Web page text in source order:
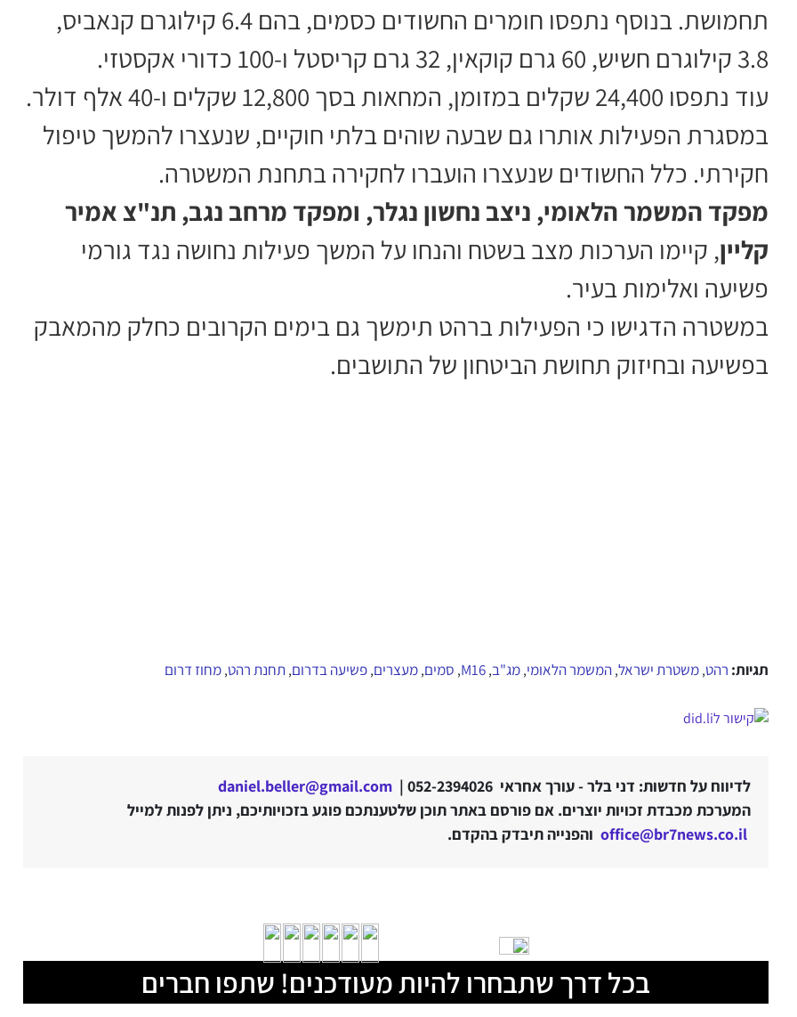
תחמושת. בנוסף נתפסו חומרים החשודים כסמים, בהם 6.4 קילוגרם קנאביס,
3.8 קילוגרם חשיש, 60 גרם קוקאין, 32 גרם קריסטל ו-100 כדורי אקסטזי.
עוד נתפסו 24,400 שקלים במזומן, המחאות בסך 12,800 שקלים ו-40 אלף דולר.
במסגרת הפעילות אותרו גם שבעה שוהים בלתי חוקיים, שנעצרו להמשך טיפול
חקירתי. כלל החשודים שנעצרו הועברו לחקירה בתחנת המשטרה.
מפקד המשמר הלאומי, ניצב נחשון נגלר, ומפקד מרחב נגב, תנ"צ אמיר
קליין, קיימו הערכות מצב בשטח והנחו על המשך פעילות נחושה נגד גורמי
פשיעה ואלימות בעיר.
במשטרה הדגישו כי הפעילות ברהט תימשך גם בימים הקרובים כחלק מהמאבק
בפשיעה ובחיזוק תחושת הביטחון של התושבים.
תגיות: רהט,משטרת ישראל,המשמר הלאומי,מג"ב,
M16
, סמים,מעצרים,פשיעה בדרום,תחנת רהט,מחוז דרום
לדיווח על חדשות: דני בלר - עורך אחראי 052-2394026 |
daniel.beller@gmail.com
המערכת מכבדת זכויות יוצרים. אם פורסם באתר תוכן שלטענתכם פוגע בזכויותיכם, ניתן לפנות למייל
office@br7news.co.il והפנייה תיבדק בהקדם.
בכל דרך שתבחרו להיות מעודכנים! שתפו חברים